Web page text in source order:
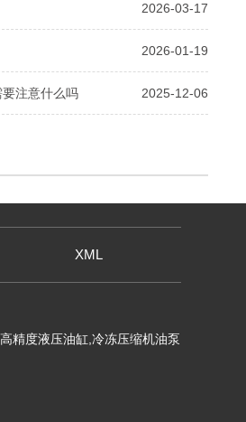
2026-03-17
2026-01-19
2025-12-06
注意什么吗
XML
精度液压油缸,冷冻压缩机油泵